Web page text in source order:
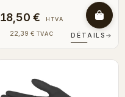
18,50 € HTVA
22,39 € TVAC DÉTAILS →